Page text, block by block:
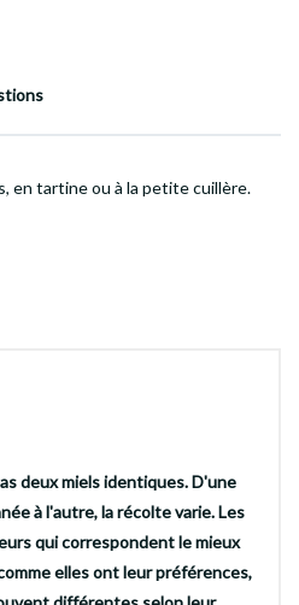
en tartine ou à la petite cuillère.
deux miels identiques. D'une
à l'autre, la récolte varie. Les
qui correspondent le mieux
elles ont leur préférences,